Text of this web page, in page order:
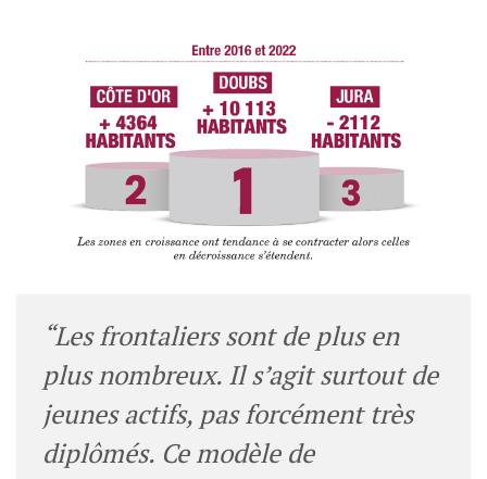
“Les frontaliers sont de plus en
plus nombreux. Il s’agit surtout de
jeunes actifs, pas forcément très
diplômés. Ce modèle de